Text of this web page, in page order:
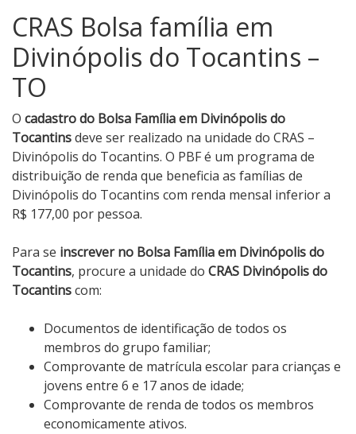
CRAS Bolsa família em
Divinópolis do Tocantins –
TO
O cadastro do Bolsa Família em Divinópolis do
Tocantinsdeve ser realizado na unidade do CRAS –
Divinópolis do Tocantins. O PBF é um programa de
distribuição de renda que beneficia as famílias de
Divinópolis do Tocantins com renda mensal inferior a
R$ 177,00 por pessoa.
Para se inscrever no Bolsa Família em Divinópolis do
Tocantins, procure a unidade do CRAS Divinópolis do
Tocantinscom:
Documentos de identificação de todos os
membros do grupo familiar;
Comprovante de matrícula escolar para crianças e
jovens entre 6 e 17 anos de idade;
Comprovante de renda de todos os membros
economicamente ativos.